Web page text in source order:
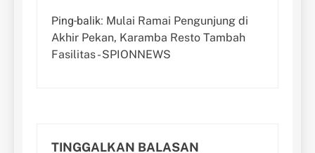
Ping-balik: Mulai Ramai Pengunjung di
Akhir Pekan, Karamba Resto Tambah
Fasilitas - SPIONNEWS
TINGGALKAN BALASAN